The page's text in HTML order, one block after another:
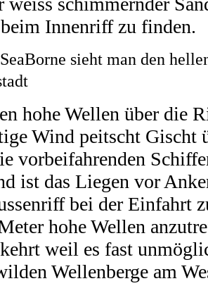
beim Innenriff zu finden.
sieht man den
hohe Wellen über die
Wind peitscht Gischt
vorbeifahrenden
ist das Liegen vor
bei der Einfahrt
hohe Wellen
weil es fast
Wellenberge am